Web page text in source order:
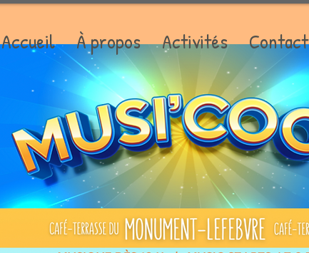
Accueil À propos Activités Contact